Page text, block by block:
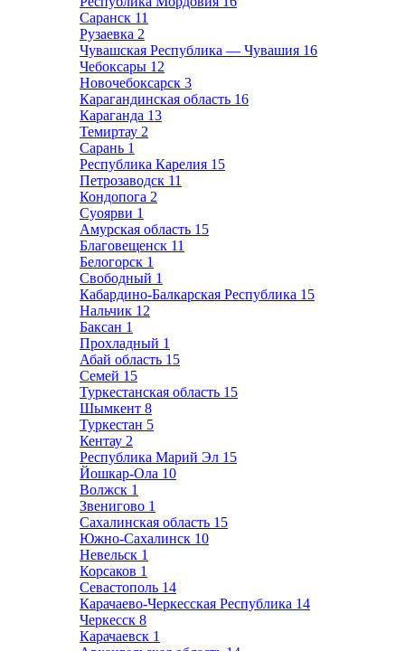
Саранск 11
Рузаевка 2
Чувашская Республика — Чувашия 16
Чебоксары 12
Новочебоксарск 3
Карагандинская область 16
Караганда 13
Темиртау 2
Сарань 1
Республика Карелия 15
Петрозаводск 11
Кондопога 2
Суоярви 1
Амурская область 15
Благовещенск 11
Белогорск 1
Свободный 1
Кабардино-Балкарская Республика 15
Нальчик 12
Баксан 1
Прохладный 1
Абай область 15
Семей 15
Туркестанская область 15
Шымкент 8
Туркестан 5
Кентау 2
Республика Марий Эл 15
Йошкар-Ола 10
Волжск 1
Звенигово 1
Сахалинская область 15
Южно-Сахалинск 10
Невельск 1
Корсаков 1
Севастополь 14
Карачаево-Черкесская Республика 14
Черкесск 8
Карачаевск 1